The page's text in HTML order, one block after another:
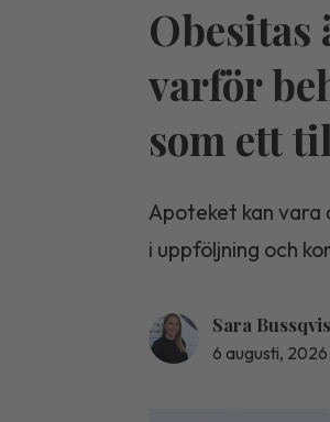
Obesitas
varför
som ett
Apoteket kan vara
i uppföljning och
Sara
6 augusti, 2026